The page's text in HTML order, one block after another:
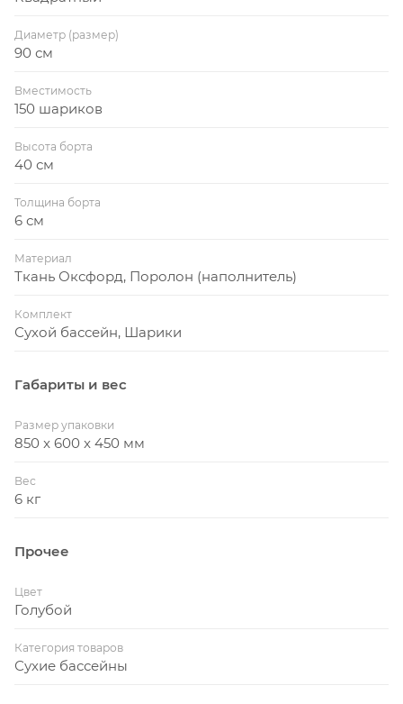
друзьями – смеха и радости станет еще больше.
Сухой бассейн – это место, где можно вдоволь
коллективную фантазию, придумывая новые и
пользы для вашего ребенка!
Диаметр (размер)
90 см
Вместимость
150 шариков
Высота борта
40 см
Толщина борта
6 см
Материал
Ткань Оксфорд, Поролон (наполнитель)
Комплект
Сухой бассейн, Шарики
Габариты и вес
Размер упаковки
850 x 600 x 450 мм
Вес
6 кг
Прочее
Цвет
Голубой
Категория товаров
Сухие бассейны